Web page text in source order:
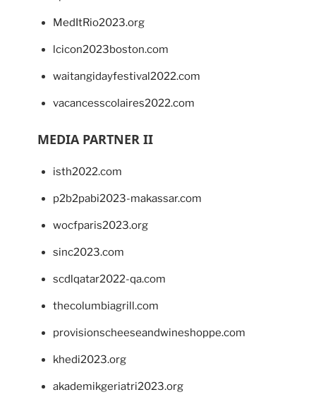
MedItRio2023.org
lcicon2023boston.com
waitangidayfestival2022.com
vacancesscolaires2022.com
MEDIA PARTNER II
isth2022.com
p2b2pabi2023-makassar.com
wocfparis2023.org
sinc2023.com
scdlqatar2022-qa.com
thecolumbiagrill.com
provisionscheeseandwineshoppe.com
khedi2023.org
akademikgeriatri2023.org